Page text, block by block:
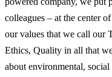
colleagues – at the center
our values that we call our
Ethics, Quality in all that
about environmental,